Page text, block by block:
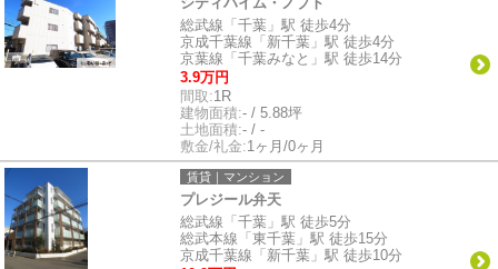
総武線「千葉」駅 徒歩4分
京成千葉線「新千葉」駅 徒歩4分
京葉線「千葉みなと」駅 徒歩14分
3.9万円
間取:1R
建物面積:- / 5.88坪
土地面積:- / -
敷金/礼金:1ヶ月/0ヶ月
賃貸｜マンション
プレジール弁天
総武線「千葉」駅 徒歩5分
総武本線「東千葉」駅 徒歩15分
京成千葉線「新千葉」駅 徒歩10分